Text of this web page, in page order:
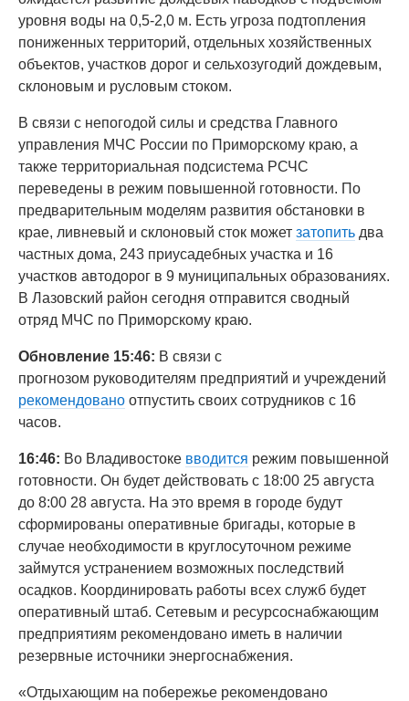
уровня воды на 0,5-2,0 м. Есть угроза подтопления
пониженных территорий, отдельных хозяйственных
объектов, участков дорог и сельхозугодий дождевым,
склоновым и русловым стоком.
В связи с непогодой силы и средства Главного
управления МЧС России по Приморскому краю, а
также территориальная подсистема РСЧС
переведены в режим повышенной готовности. По
предварительным моделям развития обстановки в
крае, ливневый и склоновый сток может затопить два
частных дома, 243 приусадебных участка и 16
участков автодорог в 9 муниципальных образованиях.
В Лазовский район сегодня отправится сводный
отряд МЧС по Приморскому краю.
Обновление 15:46: В связи с
прогнозом руководителям предприятий и учреждений
рекомендовано отпустить своих сотрудников с 16
часов.
16:46: Во Владивостоке вводится режим повышенной
готовности. Он будет действовать с 18:00 25 августа
до 8:00 28 августа. На это время в городе будут
сформированы оперативные бригады, которые в
случае необходимости в круглосуточном режиме
займутся устранением возможных последствий
осадков. Координировать работы всех служб будет
оперативный штаб. Сетевым и ресурсоснабжающим
предприятиям рекомендовано иметь в наличии
резервные источники энергоснабжения.
«Отдыхающим на побережье рекомендовано